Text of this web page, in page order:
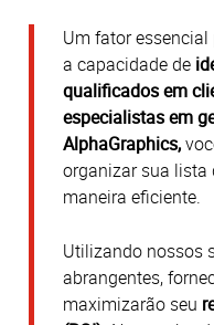
Um fator
a capacidade de
qualificados em
especialistas em
AlphaGraphics,
organizar sua lista
maneira eficiente.
Utilizando nossos
abrangentes,
maximizarão seu